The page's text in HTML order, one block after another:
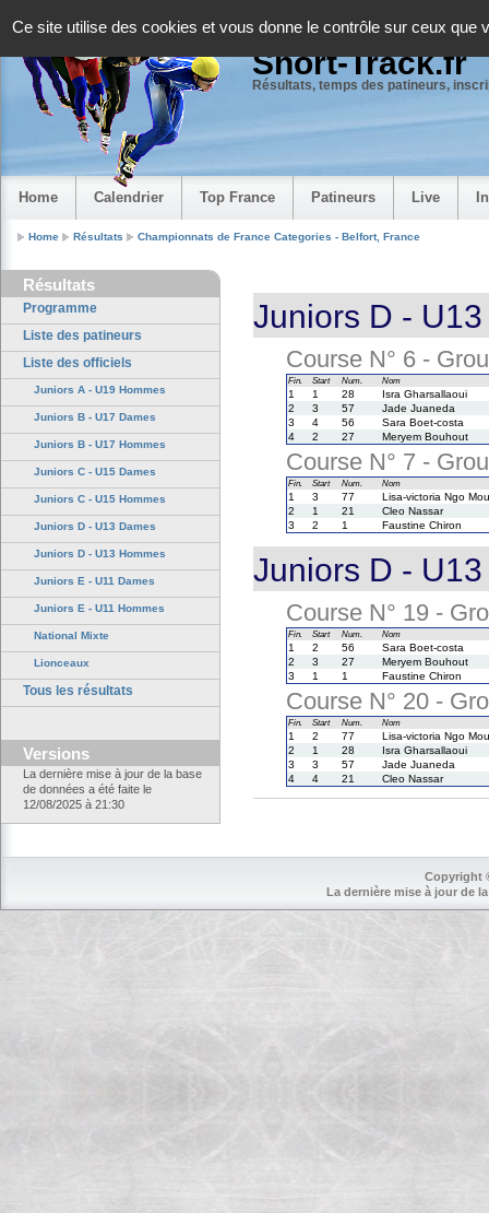
Ce site utilise des cookies et vous donne le contrôle sur ceux que
Short-Track.fr
Résultats, temps des patineurs,
Home Calendrier Top France Patineurs Live
Home Résultats Championnats de France Categories - Belfort, France
Résultats
Programme
Liste des patineurs
Liste des officiels
Juniors A - U19 Hommes
Juniors B - U17 Dames
Juniors B - U17 Hommes
Juniors C - U15 Dames
Juniors C - U15 Hommes
Juniors D - U13 Dames
Juniors D - U13 Hommes
Juniors E - U11 Dames
Juniors E - U11 Hommes
National Mixte
Lionceaux
Tous les résultats
Versions
La dernière mise à jour de la base
de données a été faite le
12/08/2025 à 21:30
Juniors D -
Course N° 6 -
Fin. Start Num. Nom
1 1 28
Isra Gharsallaoui
2
3 57
Jade Juaneda
3
4 56
Sara Boet-costa
4
2 27 Meryem Bouhout
Course N° 7 -
Fin. Start Num. Nom
1 3 77
Lisa-victoria Ngo
2
1 21
Cleo Nassar
3
2 1 Faustine Chiron
Juniors D -
Course N° 19 -
Fin. Start Num. Nom
1 2 56
Sara Boet-costa
2
3 27
Meryem Bouhout
3
1 1 Faustine Chiron
Course N° 20 -
Fin. Start Num. Nom
1 2 77
Lisa-victoria Ngo
2
1 28
Isra Gharsallaoui
3
3 57
Jade Juaneda
4
4 21 Cleo Nassar
Copyright
La dernière mise à jour de